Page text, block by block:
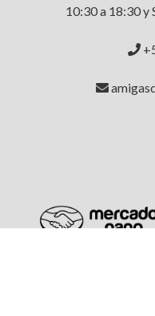
10:30 a 18:30 y